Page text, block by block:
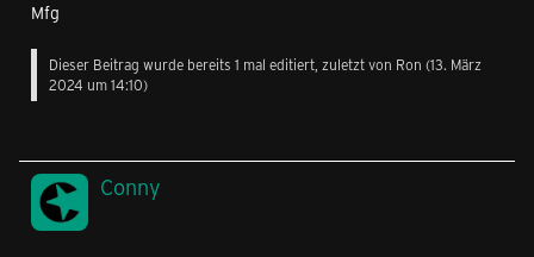
Mfg
Dieser Beitrag wurde bereits 1 mal editiert, zuletzt von Ron (13. März
2024 um 14:10)
Conny